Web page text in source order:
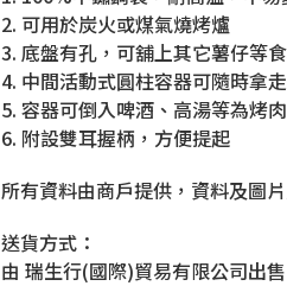
2. 可用於炭火或煤氣燒烤爐
3. 底盤有孔，可舖上其它薯仔等
4. 中間活動式圓柱容器可隨時拿走
5. 容器可倒入啤酒、高湯等為烤
6. 附設雙耳握柄，方便提起
所有資料由商戶提供，資料及圖
送貨方式：
由 瑞生行(國際)貿易有限公司出售